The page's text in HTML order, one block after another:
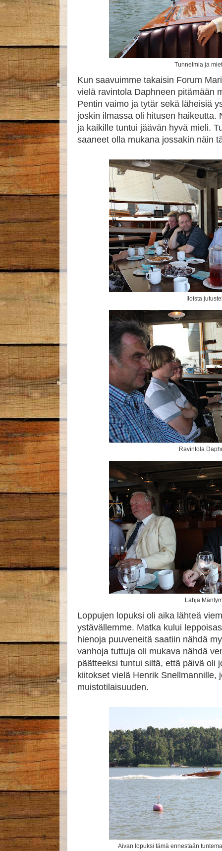
Tunnelmia ja
Kun saavuimme takaisin Forum
vielä ravintola Daphneen pitämään
Pentin vaimo ja tytär sekä läheisiä
joskin ilmassa oli hitusen haikeutta.
ja kaikille tuntui jäävän hyvä mieli.
saaneet olla mukana jossakin näin
Iloista
Ravintola
Lahja
Loppujen lopuksi oli aika lähteä
ystävällemme. Matka kului
hienoja puuveneitä saatiin nähdä
vanhoja tuttuja oli mukava nähdä
päätteeksi tuntui siltä, että päivä oli
kiitokset vielä Henrik Snellmannille,
muistotilaisuuden.
Aivan lopuksi tämä ennestään